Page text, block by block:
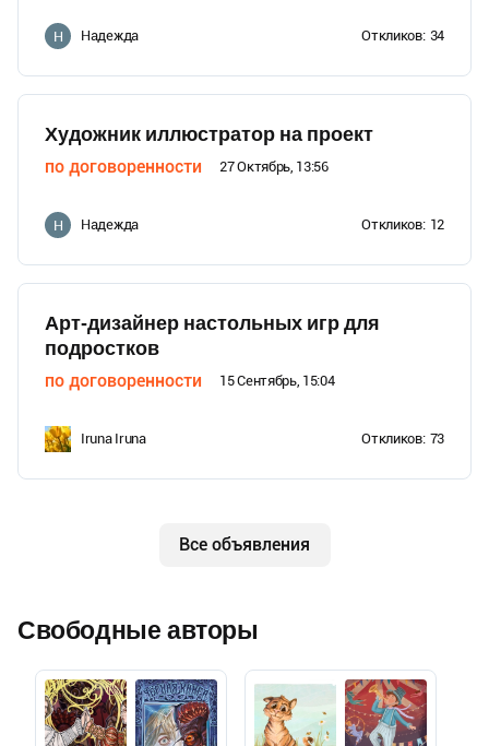
Н Надежда Откликов: 34
Художник иллюстратор на проект
по договоренности 27 Октябрь, 13:56
Н Надежда Откликов: 12
Арт-дизайнер настольных игр для
подростков
по договоренности 15 Сентябрь, 15:04
Iruna Iruna Откликов: 73
Все объявления
Свободные авторы